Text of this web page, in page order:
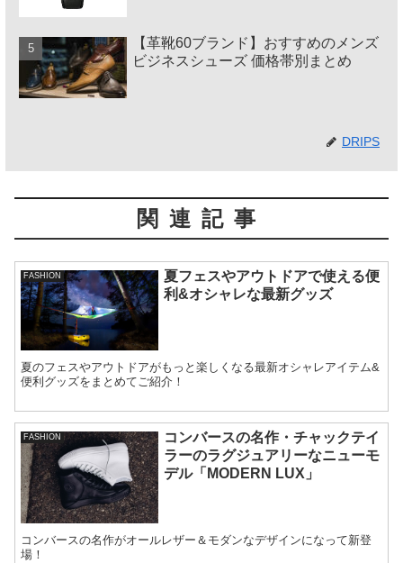
【革靴60ブランド】おすすめのメンズ
ビジネスシューズ 価格帯別まとめ
DRIPS
関連記事
FASHION
夏フェスやアウトドアで使える便
利&オシャレな最新グッズ
夏のフェスやアウトドアがもっと楽しくなる最新オシャレアイテム&
便利グッズをまとめてご紹介！
FASHION
コンバースの名作・チャックテイ
ラーのラグジュアリーなニューモ
デル「MODERN LUX」
コンバースの名作がオールレザー＆モダンなデザインになって新登
場！